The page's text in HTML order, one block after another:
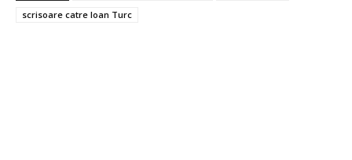
scrisoare catre Ioan Turc